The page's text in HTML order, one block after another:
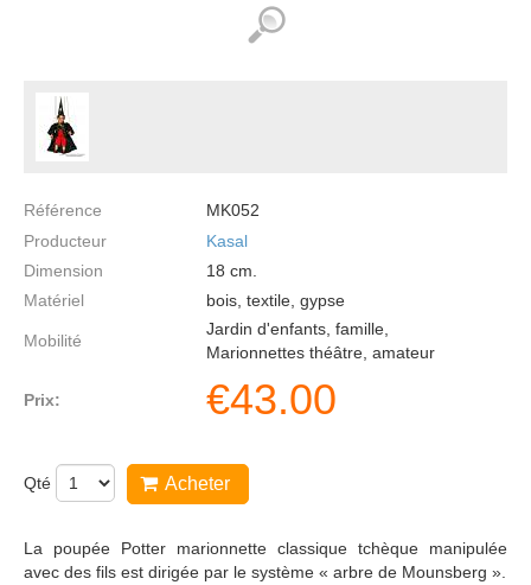
Référence
MK052
Producteur
Kasal
Dimension
18 cm.
Matériel
bois, textile, gypse
Mobilité
Jardin d'enfants, famille,
Marionnettes théâtre, amateur
Prix: €43.00
Qté Acheter
La poupée Potter marionnette classique tchèque manipulée
avec des fils est dirigée par le système « arbre de Mounsberg ».